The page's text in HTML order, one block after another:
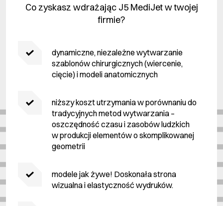
Co zyskasz wdrażając J5 MediJet w twojej
firmie?
dynamiczne, niezależne wytwarzanie
szablonów chirurgicznych (wiercenie,
cięcie) i modeli anatomicznych
niższy koszt utrzymania w porównaniu do
tradycyjnych metod wytwarzania –
oszczędność czasu i zasobów ludzkich
w produkcji elementów o skomplikowanej
geometrii
modele jak żywe! Doskonała strona
wizualna i elastyczność wydruków.